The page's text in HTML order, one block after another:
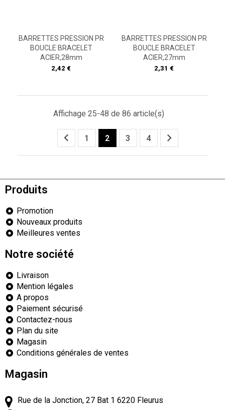
BARRETTES PRESSION PR
BOUCLE BRACELET
ACIER,28mm
Prix
2,42 €
BARRETTES PRESSION PR
BOUCLE BRACELET
ACIER,27mm
Prix
2,31 €
Affichage 25-48 de 86 article(s)
 1 2 3 4 
Produits
Promotion
Nouveaux produits
Meilleures ventes
Notre société
Livraison
Mention légales
A propos
Paiement sécurisé
Contactez-nous
Plan du site
Magasin
Conditions générales de ventes
Magasin
Rue de la Jonction, 27 Bat 1 6220 Fleurus